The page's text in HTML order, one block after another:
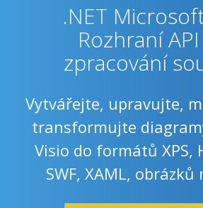
.NET
Rozhraní
zpracování
Vytvářejte, upravujte,
transformujte
Visio do formátů XPS,
SWF, XAML, obrázků